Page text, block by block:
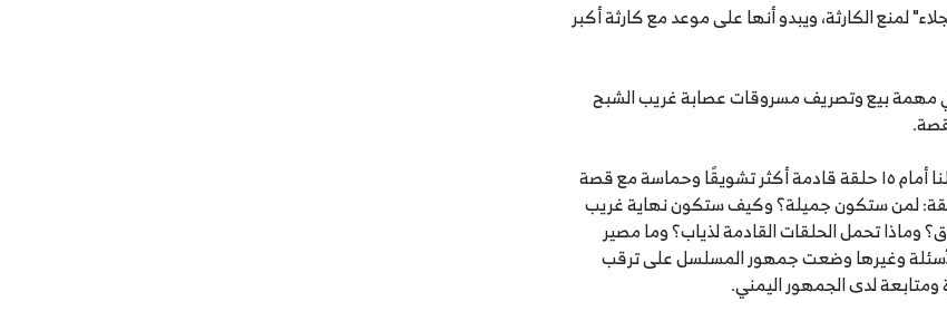
لمنع الكارثة، ويبدو أنها على موعد مع كارثة أكبر
مهمة بيع وتصريف مسروقات عصابة غريب الشبح
هذه المسارات وغيرها من المسارات الفرعية التي تعقدت تجعلنا أمام ١٥ حلقة قادمة أكثر تشويقًا وحماسة مع قصة
لمن ستكون جميلة؟ وكيف ستكون نهاية غريب
تحمل الحلقات القادمة لذياب؟ وما مصير
وغيرها وضعت جمهور المسلسل على ترقب
لدى الجمهور اليمني.